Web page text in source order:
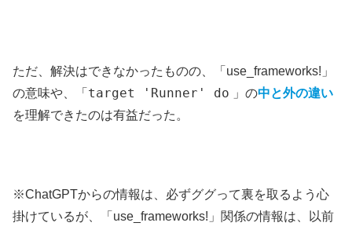
ただ、解決はできなかったものの、「use_frameworks!」
の意味や、「 target 'Runner' do 」の中と外の違い
を理解できたのは有益だった。
※ChatGPTからの情報は、必ずググって裏を取るよう心
掛けているが、「use_frameworks!」関係の情報は、以前